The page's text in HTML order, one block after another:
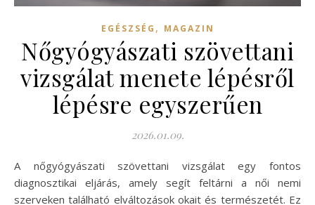
EGÉSZSÉG , MAGAZIN
Nőgyógyászati szövettani
vizsgálat menete lépésről
lépésre egyszerűen
2026.01.09.
A nőgyógyászati szövettani vizsgálat egy fontos
diagnosztikai eljárás, amely segít feltárni a női nemi
szerveken található elváltozások okait és természetét. Ez